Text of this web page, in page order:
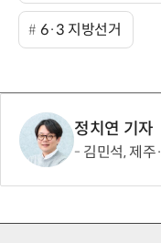
6·3 지방선거
정치연 기자
김민석, 제주·인천